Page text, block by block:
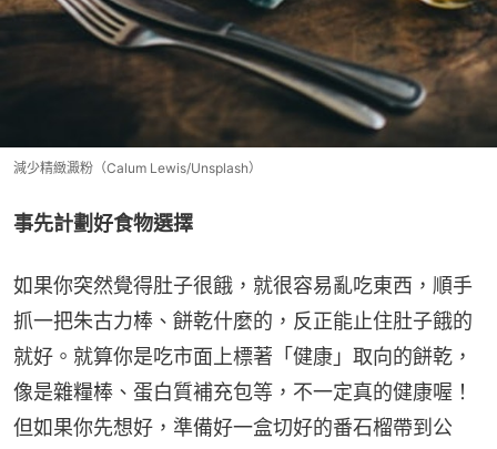
減少精緻澱粉（Calum Lewis/Unsplash）
事先計劃好食物選擇
如果你突然覺得肚子很餓，就很容易亂吃東西，順手
抓一把朱古力棒、餅乾什麼的，反正能止住肚子餓的
就好。就算你是吃市面上標著「健康」取向的餅乾，
像是雜糧棒、蛋白質補充包等，不一定真的健康喔！
但如果你先想好，準備好一盒切好的番石榴帶到公